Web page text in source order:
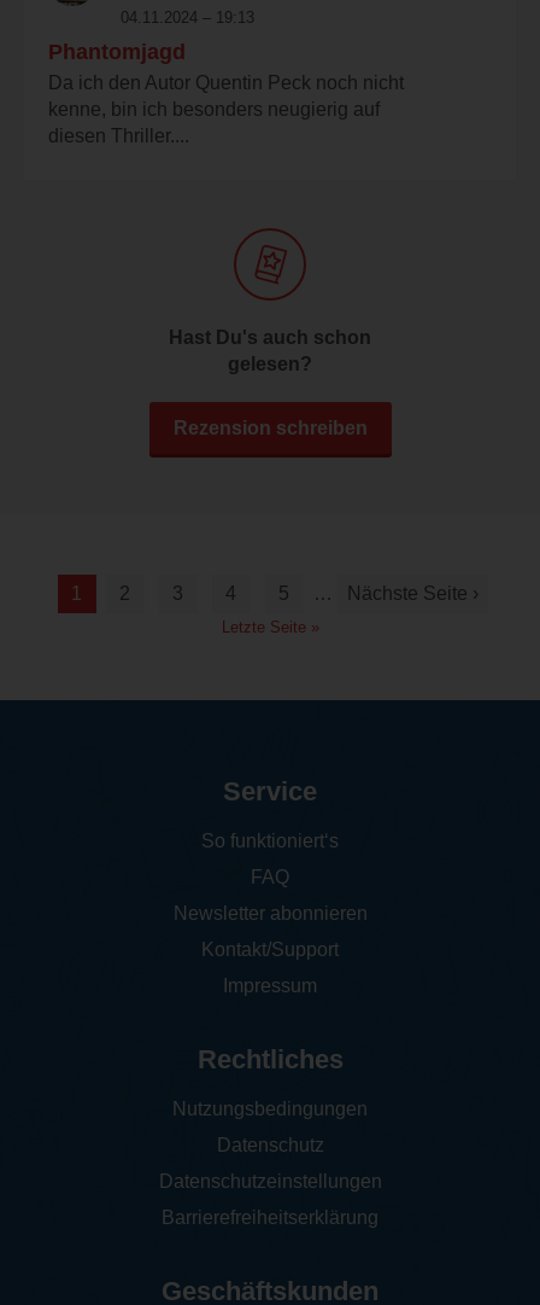
04.11.2024 – 19:13
Phantomjagd
Da ich den Autor Quentin Peck noch nicht
kenne, bin ich besonders neugierig auf
diesen Thriller....
Hast Du's auch schon
gelesen?
Rezension schreiben
1 2 3 4 5 … Nächste Seite ›
Letzte Seite »
Service
So funktioniert‘s
FAQ
Newsletter abonnieren
Kontakt/Support
Impressum
Rechtliches
Nutzungsbedingungen
Datenschutz
Datenschutzeinstellungen
Barrierefreiheitserklärung
Geschäftskunden